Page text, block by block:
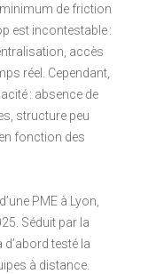
de friction
est incontestable :
accès
réel. Cependant,
: absence de
structure peu
fonction des
PME à Lyon,
Séduit par la
testé la
à distance.